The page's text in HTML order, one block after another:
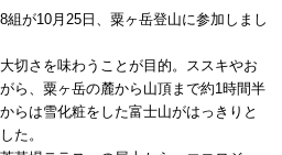
が10月25日、粟ヶ岳登山に参加しまし
切さを味わうことが目的。ススキやお
ら、粟ヶ岳の麓から山頂まで約1時間半
らは雪化粧をした富士山がはっきりと
た。